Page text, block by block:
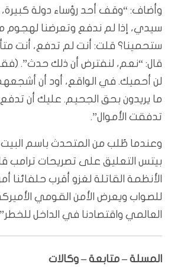
وأضاف: “وقف أحد رؤساء دولة كبيرة،
سيدي، إذا لم ندفع وتعرضنا لهجوم
ستحمينا؟ قلت: أنت لم تدفع، أنت
قال: “نعم، لنفترض أن ذلك حدث”.
لن أحميك. في الواقع، أود أن
ما يريدون بحق الجحيم. عليك أن
تدفقت الأموال”.
وعندما طُلب من المتحدث باسم البيت
بيتس التعليق على تصريحات ترامب
الأنظمة القاتلة لغزو أقرب حلفائنا
للصواب ويعرض الأمن القومي
العالمي واقتصادنا في الداخل
المسلة – متابعة – وكالات